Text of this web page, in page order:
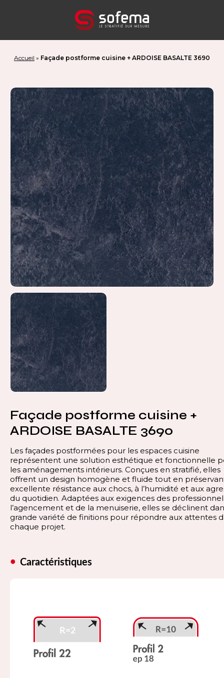
Accueil » Façade postforme cuisine + ARDOISE BASALTE 3690
Façade postforme cuisine +
ARDOISE BASALTE 3690
Les façades postformées pour les espaces cuisine
représentent une solution esthétique et fonctionnelle
les aménagements intérieurs. Conçues en stratifié, elles
offrent un design homogène et fluide tout en
excellente résistance aux chocs, à l’humidité et aux
du quotidien. Adaptées aux exigences des
l’agencement et de la menuiserie, elles se déclinent
grande variété de finitions pour répondre aux attentes
chaque projet.
Caractéristiques